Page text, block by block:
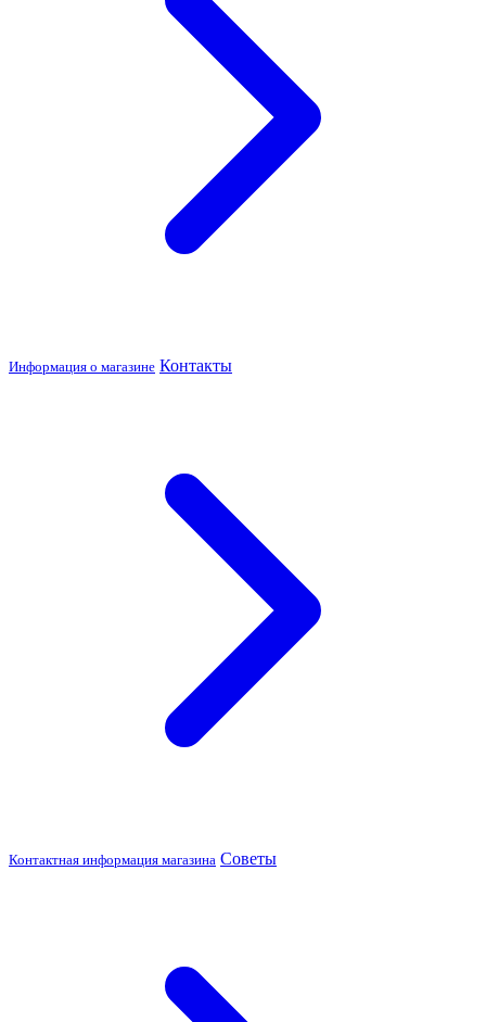
Информация о магазине Контакты
Контактная информация магазина Советы